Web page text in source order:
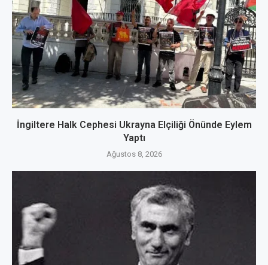
İngiltere Halk Cephesi Ukrayna Elçiliği Önünde Eylem
Yaptı
Ağustos 8, 2026